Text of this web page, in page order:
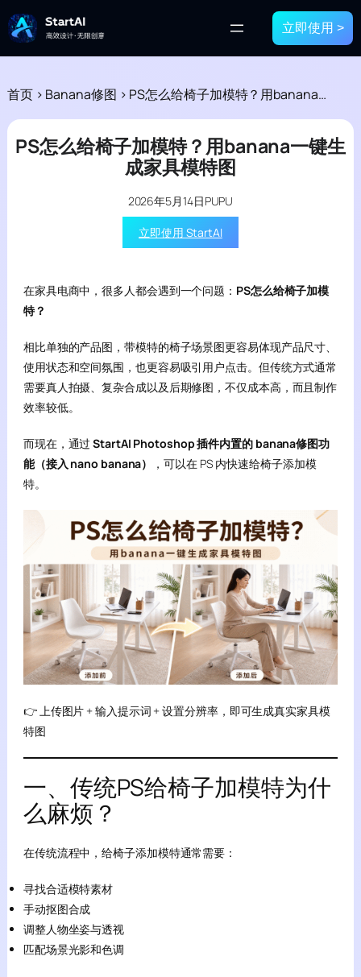
立即使用 >
首页 > Banana修图 > PS怎么给椅子加模特？用banana一键生成家具模特图
PS怎么给椅子加模特？用banana一键生
成家具模特图
2026年5月14日PUPU
立即使用 StartAI
在家具电商中，很多人都会遇到一个问题： PS怎么给椅子加模
特？
相比单独的产品图，带模特的椅子场景图更容易体现产品尺寸、
使用状态和空间氛围，也更容易吸引用户点击。但传统方式通常
需要真人拍摄、复杂合成以及后期修图，不仅成本高，而且制作
效率较低。
而现在，通过StartAI Photoshop 插件内置的 banana修图功
能（接入 nano banana）
，可以在 PS 内快速给椅子添加模
特。
👉 上传图片 + 输入提示词 + 设置分辨率，即可生成真实家具模
特图
一、传统PS给椅子加模特为什
么麻烦？
在传统流程中，给椅子添加模特通常需要：
寻找合适模特素材
手动抠图合成
调整人物坐姿与透视
匹配场景光影和色调